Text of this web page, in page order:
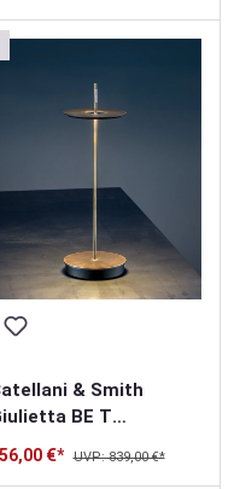
& Smith
BE T
/
Akkuleuchte
€* UVP: 839,00 €*